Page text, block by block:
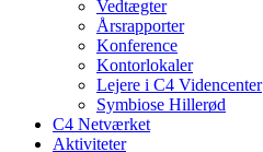
Vedtægter
Årsrapporter
Konference
Kontorlokaler
Lejere i C4 Videncenter
Symbiose Hillerød
C4 Netværket
Aktiviteter